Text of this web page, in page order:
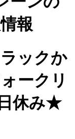
報
ックか
ークリ
休み★